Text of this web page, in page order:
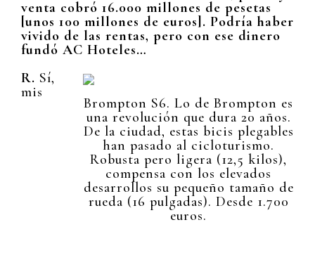
venta cobró 16.000 millones de pesetas
[unos 100 millones de euros]. Podría haber
vivido de las rentas, pero con ese dinero
fundó AC Hoteles…
Brompton S6. Lo de Brompton es
una revolución que dura 20 años.
De la ciudad, estas bicis plegables
han pasado al cicloturismo.
Robusta pero ligera (12,5 kilos),
compensa con los elevados
desarrollos su pequeño tamaño de
rueda (16 pulgadas). Desde 1.700
euros.
R. Sí,
mis